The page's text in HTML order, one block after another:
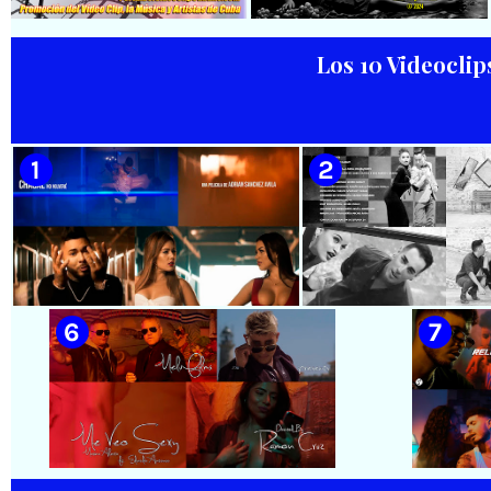
Director: Mauricio Figueiral
Videoclip - Dirección: Pepe
Salom
Haila || ¨La cinturita¨ ||
Director: Henry García
Quintana || Videoclip || Música
Popular Bailable Cubana || Son
- Salsa - Timba || CUBA
NESCIO, basado en la obra
musical ¨Niño siniestro¨ |
Autor: Ernesto Romero |
Director: Héctor Falagán De
Cabo | Videoclip | Música Pop
Rock Cubana | Artistas Cubanos
| Instrumental | CUBA
Los 10
🟡 Chacal - ¨No Volveré¨ - Videoclip
- Dirección: Adrián Sánchez Ávila
🟡 Adrián
Manzanares - ¨Ya es
Videoclip -